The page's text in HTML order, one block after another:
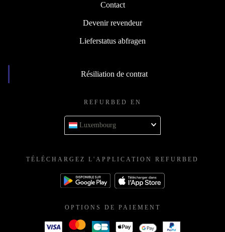
Contact
Devenir revendeur
Lieferstatus abfragen
Résiliation de contrat
REFURBED EN
Luxembourg
TÉLÉCHARGEZ L'APPLICATION REFURBED
OPTIONS DE PAIEMENT